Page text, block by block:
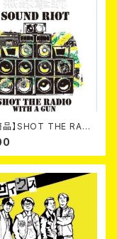
品】SHOT THE RADI
A GUN / SOUND RI
【8月８日発売】